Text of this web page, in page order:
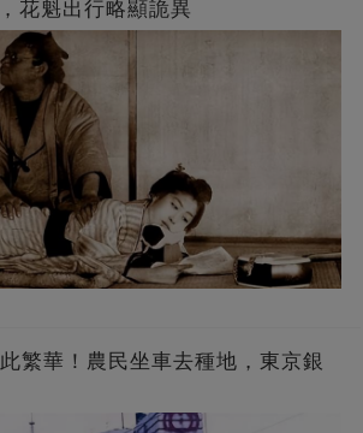
花魁出行略顯詭異
繁華！農民坐車去種地，東京銀